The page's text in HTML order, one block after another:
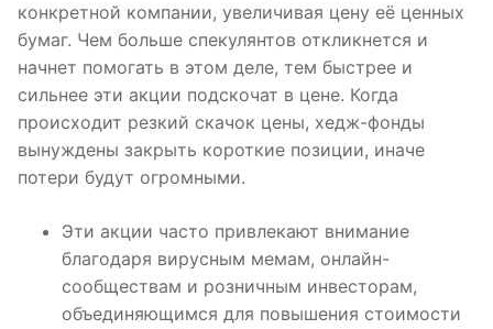
конкретной компании, увеличивая цену её ценных
бумаг. Чем больше спекулянтов откликнется и
начнет помогать в этом деле, тем быстрее и
сильнее эти акции подскочат в цене. Когда
происходит резкий скачок цены, хедж-фонды
вынуждены закрыть короткие позиции, иначе
потери будут огромными.
Эти акции часто привлекают внимание
благодаря вирусным мемам, онлайн-
сообществам и розничным инвесторам,
объединяющимся для повышения стоимости